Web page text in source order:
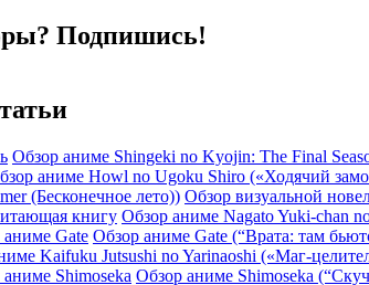
Подпишись!
Обзор аниме Shingeki no Kyojin: The Final
аниме Howl no Ugoku Shiro («Ходячий
Обзор визуальной
Обзор аниме Nagato Yuki-chan
Обзор аниме Gate (“Врата: там
Kaifuku Jutsushi no Yarinaoshi («Маг-
Обзор аниме Shimoseka